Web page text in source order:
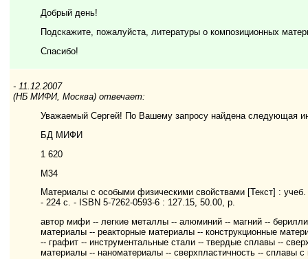
Добрый день!
Подскажите, пожалуйста, литературы о композиционных
Спасибо!
- 11.12.2007
(НБ МИФИ, Москва) отвечает:
Уважаемый Сергей! По Вашему запросу найдена следующая
БД МИФИ
1 620
М34
Материалы с особыми физическими свойствами [Текст] :
- 224 с. - ISBN 5-7262-0593-6 : 127.15, 50.00, р.
автор мифи -- легкие металлы -- алюминий -- магний --
материалы -- реакторные материалы -- конструкционные
-- графит -- инструментальные стали -- твердые сплавы --
материалы -- наноматериалы -- сверхпластичность -- сплавы